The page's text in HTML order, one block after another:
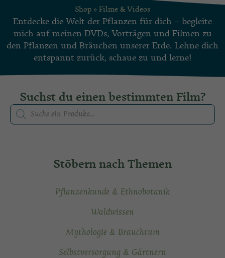
Shop » Filme & Videos
Entdecke die Welt der Pflanzen für dich – begleite
mich auf meinen DVDs, Vorträgen und Filmen zu
den Pflanzen und Bräuchen unserer Erde. Lehne dich
entspannt zurück, schaue zu und lerne!
Suchst du einen bestimmten Film?
Stöbern nach Themen
Pflanzenkunde & Ethnobotanik
Waldwissen
Mythologie & Brauchtum
Selbstversorgung & Gärtnern